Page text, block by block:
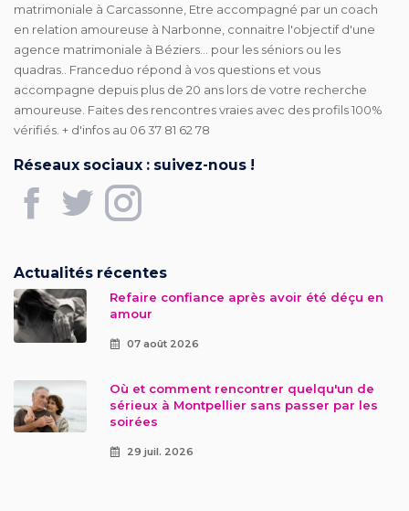
matrimoniale à Carcassonne, Etre accompagné par un coach
en relation amoureuse à Narbonne, connaitre l'objectif d'une
agence matrimoniale à Béziers... pour les séniors ou les
quadras.. Franceduo répond à vos questions et vous
accompagne depuis plus de 20 ans lors de votre recherche
amoureuse. Faites des rencontres vraies avec des profils 100%
vérifiés. + d'infos au 06 37 81 62 78
Réseaux sociaux : suivez-nous !
Actualités récentes
Refaire confiance après avoir été déçu en
amour
07 août 2026
Où et comment rencontrer quelqu'un de
sérieux à Montpellier sans passer par les
soirées
29 juil. 2026